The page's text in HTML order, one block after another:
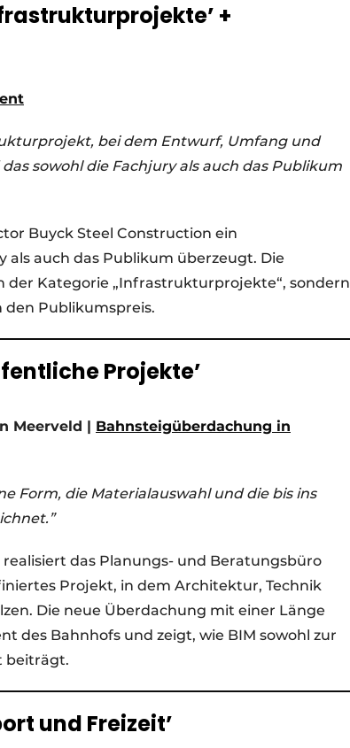
+
bei dem Entwurf, Umfang und
sowohl die Fachjury als auch das Publikum
Buyck Steel Construction ein
auch das Publikum überzeugt. Die
Kategorie „Infrastrukturprojekte“, sondern
Publikumspreis.
Projekte’
Meerveld | Bahnsteigüberdachung in
Form, die Materialauswahl und die bis ins
das Planungs- und Beratungsbüro
Projekt, in dem Architektur, Technik
Die neue Überdachung mit einer Länge
des Bahnhofs und zeigt, wie BIM sowohl zur
beiträgt.
und Freizeit’